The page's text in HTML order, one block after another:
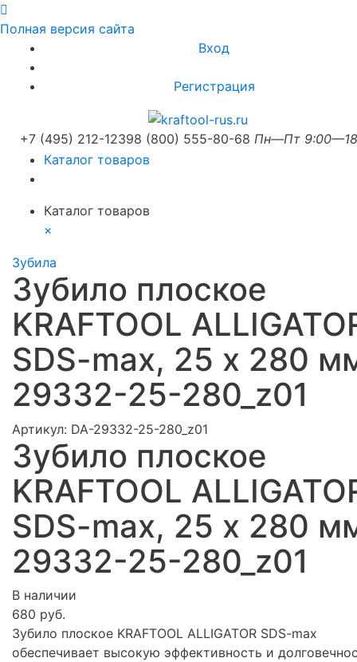
Полная версия сайта
Вход
Регистрация
+7 (495) 212-12398 (800) 555-80-68 Пн—Пт
Каталог товаров
Каталог товаров
×
Зубила
Зубило плоское
KRAFTOOL
SDS-max, 25 х 280
29332-25-280_z01
Артикул: DA-29332-25-280_z01
Зубило плоское
KRAFTOOL
SDS-max, 25 х 280
29332-25-280_z01
В наличии
680 руб.
Зубило плоское KRAFTOOL ALLIGATOR SDS-max
обеспечивает высокую эффективность и